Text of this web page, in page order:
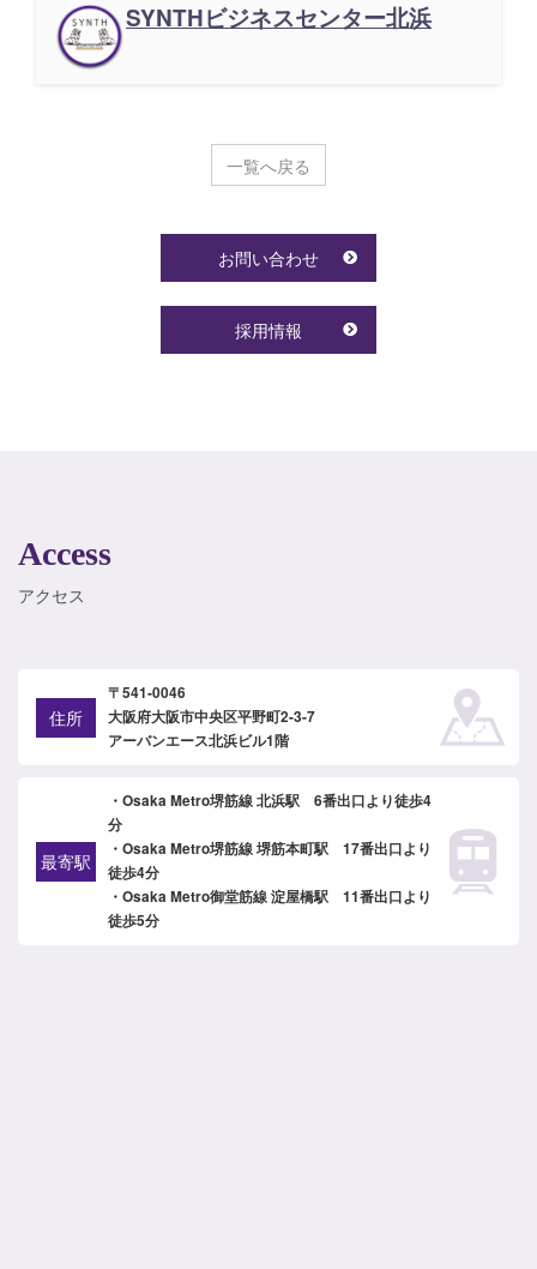
SYNTHビジネスセンター北浜
一覧へ戻る
お問い合わせ
採用情報
Access
アクセス
住所
〒541-0046
大阪府大阪市中央区平野町2-3-7
アーバンエース北浜ビル1階
最寄駅
・Osaka Metro堺筋線 北浜駅 6番出口より徒歩4
分
・Osaka Metro堺筋線 堺筋本町駅 17番出口より
徒歩4分
・Osaka Metro御堂筋線 淀屋橋駅 11番出口より
徒歩5分